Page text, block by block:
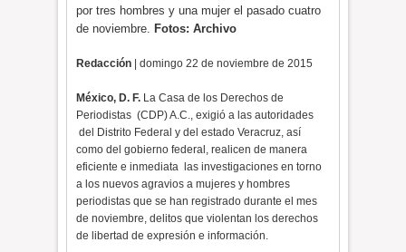
por tres hombres y una mujer el pasado cuatro
de noviembre.
Fotos: Archivo
Redacción | domingo 22 de noviembre de 2015
México, D. F. La Casa de los Derechos de
Periodistas (CDP) A.C., exigió a las autoridades
del Distrito Federal y del estado Veracruz, así
como del gobierno federal, realicen de manera
eficiente e inmediata las investigaciones en torno
a los nuevos agravios a mujeres y hombres
periodistas que se han registrado durante el mes
de noviembre, delitos que violentan los derechos
de libertad de expresión e información.